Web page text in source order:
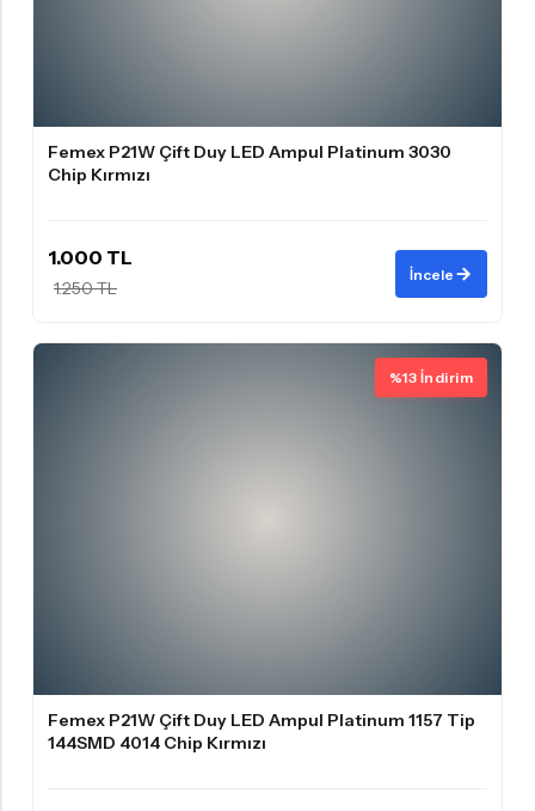
Femex P21W Çift Duy LED Ampul Platinum 3030
Chip Kırmızı
1.000 TL
1.250 TL
İncele
%13 İndirim
Femex P21W Çift Duy LED Ampul Platinum 1157 Tip
144SMD 4014 Chip Kırmızı